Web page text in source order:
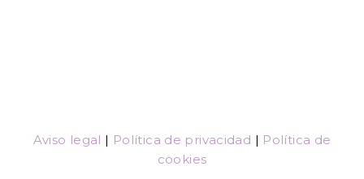
Aviso legal | Política de privacidad | Política de
cookies